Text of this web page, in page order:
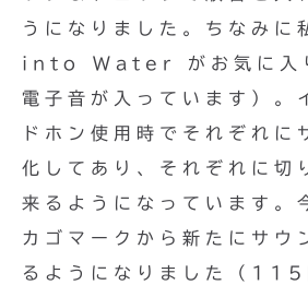
うになりました。ちなみ
into Water がお気に入り
電子音が入っています）。
ドホン使用時でそれぞれに
化してあり、それぞれに切
来るようになっています。
カゴマークから新たにサウ
るようになりました（